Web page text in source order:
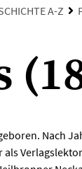
A-Z
Nach